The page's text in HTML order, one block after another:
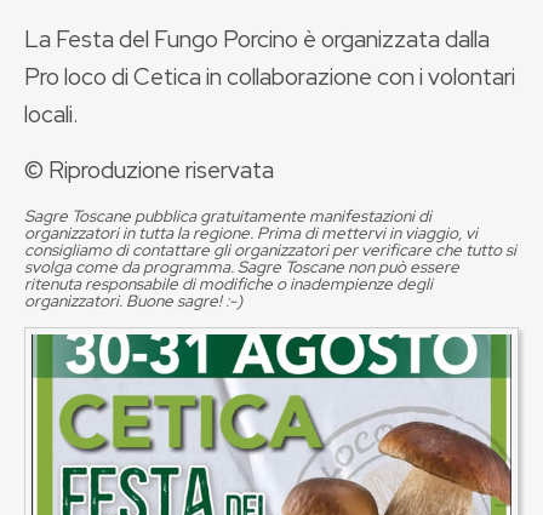
La Festa del Fungo Porcino è organizzata dalla
Pro loco di Cetica in collaborazione con i volontari
locali.
© Riproduzione riservata
Sagre Toscane pubblica gratuitamente manifestazioni di
organizzatori in tutta la regione. Prima di mettervi in viaggio, vi
consigliamo di contattare gli organizzatori per verificare che tutto si
svolga come da programma. Sagre Toscane non può essere
ritenuta responsabile di modifiche o inadempienze degli
organizzatori. Buone sagre! :-)